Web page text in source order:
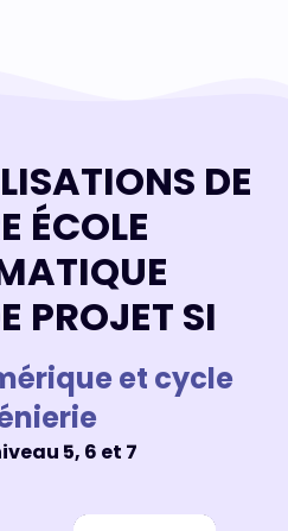
DE
ÉCOLE
PROJET SI
et cycle
5, 6 et 7